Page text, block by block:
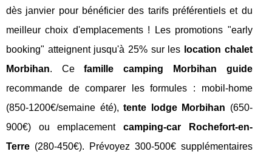
dès janvier pour bénéficier des tarifs préférentiels et du
meilleur choix d'emplacements ! Les promotions "early
booking" atteignent jusqu'à 25% sur les location chalet
Morbihan. Cefamille camping Morbihan guide
recommande de comparer les formules : mobil-home
(850-1200€/semaine été),tente lodge Morbihan (650-
900€) ou emplacement camping-car Rochefort-en-
Terre (280-450€). Prévoyez 300-500€ supplémentaires